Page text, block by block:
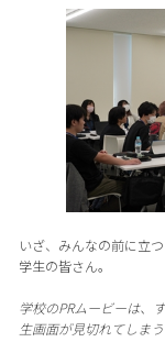
いざ、みんなの前に立
学生の皆さん。
学校のPRムービーは、
生画面が見切れてしま